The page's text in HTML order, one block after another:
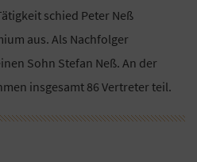
schied Peter Neß
aus. Als Nachfolger
Sohn Stefan Neß. An der
insgesamt 86 Vertreter teil.